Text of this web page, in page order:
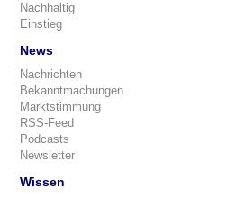
Nachhaltig
Einstieg
News
Nachrichten
Bekanntmachungen
Marktstimmung
RSS-Feed
Podcasts
Newsletter
Wissen